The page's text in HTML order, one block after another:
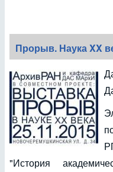
Прорыв. Наука XX
"История